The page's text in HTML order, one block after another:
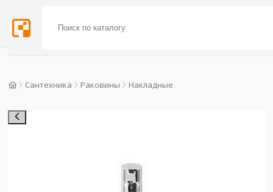
Сантехника Раковины Накладные